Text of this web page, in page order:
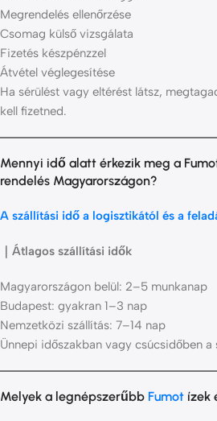
Megrendelés ellenőrzése
Csomag külső vizsgálata
Fizetés készpénzzel
Átvétel véglegesítése
Ha sérülést vagy eltérést látsz,
kell fizetned.
Mennyi idő alatt érkezik meg a
rendelés Magyarországon?
A szállítási idő a logisztikától és a
｜Átlagos szállítási idők
Magyarországon belül: 2–5 munkanap
Budapest: gyakran 1–3 nap
Nemzetközi szállítás: 7–14 nap
Ünnepi időszakban vagy csúcsidőben a
Melyek a legnépszerűbb Fumot ízek